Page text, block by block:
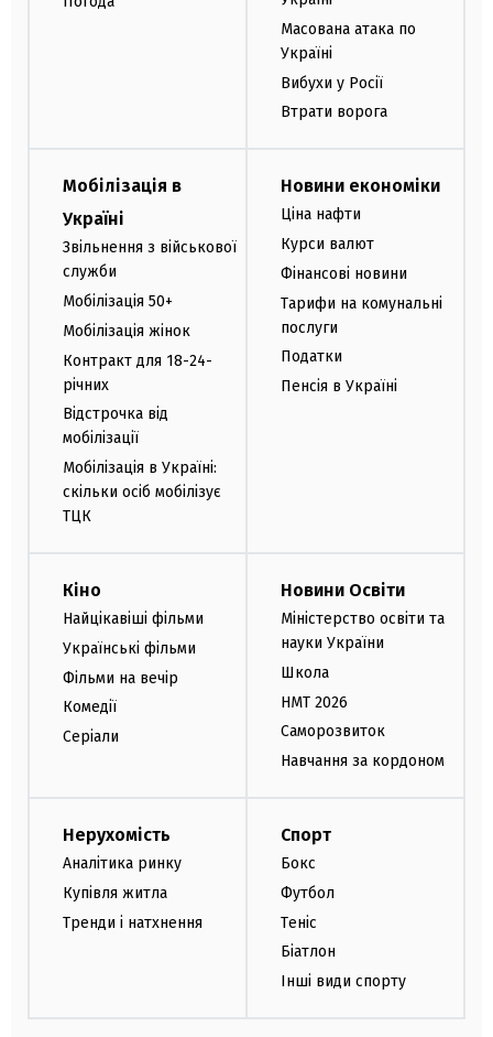
Масована атака по
Україні
Вибухи у Росії
Втрати ворога
Мобілізація в
Україні
Звільнення з військової
служби
Мобілізація 50+
Мобілізація жінок
Контракт для 18-24-
річних
Відстрочка від
мобілізації
Мобілізація в Україні:
скільки осіб мобілізує
ТЦК
Новини економіки
Ціна нафти
Курси валют
Фінансові новини
Тарифи на комунальні
послуги
Податки
Пенсія в Україні
Кіно
Найцікавіші фільми
Українські фільми
Фільми на вечір
Комедії
Серіали
Новини Освіти
Міністерство освіти та
науки України
Школа
НМТ 2026
Саморозвиток
Навчання за кордоном
Нерухомість
Аналітика ринку
Купівля житла
Тренди і натхнення
Спорт
Бокс
Футбол
Теніс
Біатлон
Інші види спорту